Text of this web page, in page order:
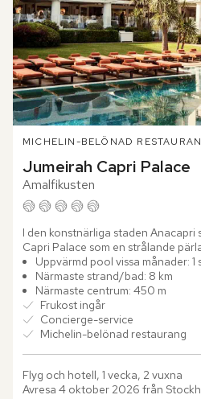
MICHELIN-BELÖNAD
Jumeirah Capri Palace
Amalfikusten
I den konstnärliga staden
Capri Palace som en strålande
dörrarna möts du av "Shores of the
Uppvärmd pool vissa månader: 1
Närmaste strand/bad: 8 km
Närmaste centrum: 450 m
Frukost ingår
Concierge-service
Michelin-belönad restaurang
Flyg och hotell, 1 vecka, 2 vuxna
Avresa 4 oktober 2026 från